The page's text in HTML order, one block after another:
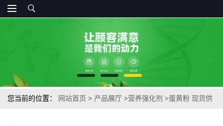
您当前的位置： 网站首页 > 产品展厅 >营养强化剂 >蛋黄粉 现货供